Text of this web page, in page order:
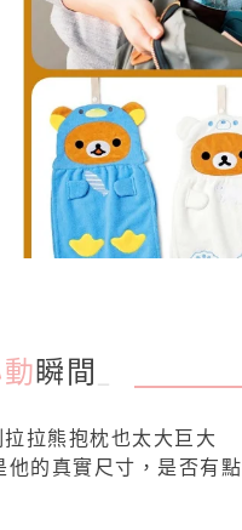
瞬間
拉熊抱枕也太大巨大
他的真實尺寸，是否有點